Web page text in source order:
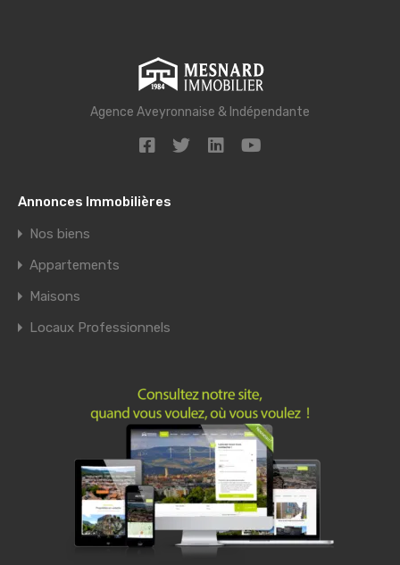
Agence Aveyronnaise & Indépendante
Annonces Immobilières
Nos biens
Appartements
Maisons
Locaux Professionnels